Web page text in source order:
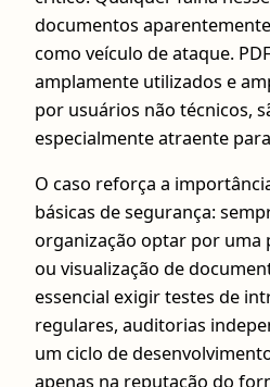
documentos
como veículo de ataque.
amplamente utilizados e
por usuários não técnicos,
especialmente atraente
O caso reforça a
básicas de segurança:
organização optar por uma
ou visualização de
essencial exigir testes de
regulares, auditorias
um ciclo de
apenas na reputação do